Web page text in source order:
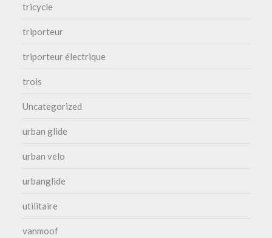
tricycle
triporteur
triporteur électrique
trois
Uncategorized
urban glide
urban velo
urbanglide
utilitaire
vanmoof